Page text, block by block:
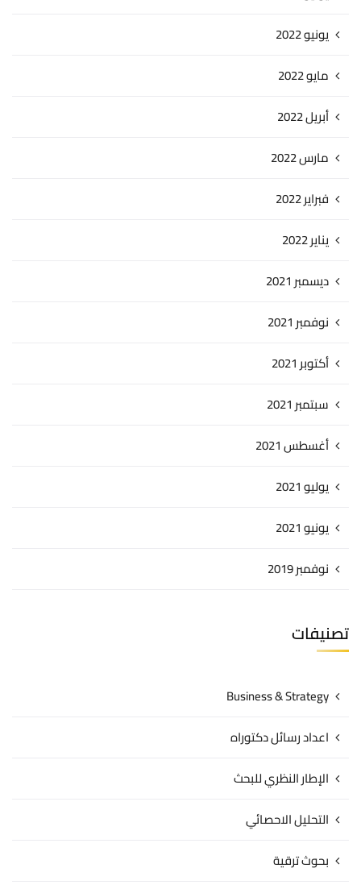
يونيو 2022
مايو 2022
أبريل 2022
مارس 2022
فبراير 2022
يناير 2022
ديسمبر 2021
نوفمبر 2021
أكتوبر 2021
سبتمبر 2021
أغسطس 2021
يوليو 2021
يونيو 2021
نوفمبر 2019
تصنيفات
Business & Strategy
اعداد رسائل دكتوراه
الإطار النظري للبحث
التحليل الاحصائي
بحوث ترقية